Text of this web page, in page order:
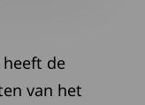
heeft de
van het